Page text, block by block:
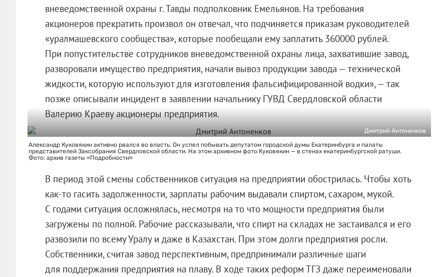
вневедомственной охраны г. Тавды подполковник Емельянов. На требования
акционеров прекратить произвол он отвечал, что подчиняется приказам руководителей
«уралмашевского сообщества», которые пообещали ему заплатить 360000 рублей.
При попустительстве сотрудников вневедомственной охраны лица, захватившие завод,
разворовали имущество предприятия, начали вывоз продукции завода — технической
жидкости, которую используют для изготовления фальсифицированной водки», — так
позже описывали инцидент в заявлении начальнику ГУВД Свердловской области
Валерию Краеву акционеры предприятия.
Дмитрий Антоненков
Александр Куковякин активно рвался во власть. Он успел побывать депутатом городской думы Екатеринбурга и палаты
представителей Заксобрания Свердловской области. На этом архивном фото Куковякин — в стенах екатеринбургской ратуши.
Фото: архив газеты «Подробности»
В период этой смены собственников ситуация на предприятии обострилась. Чтобы хоть
как-то гасить задолженности, зарплаты рабочим выдавали спиртом, сахаром, мукой.
С годами ситуация осложнялась, несмотря на то что мощности предприятия были
загружены по полной. Рабочие рассказывали, что спирт на складах не застаивался и его
развозили по всему Уралу и даже в Казахстан. При этом долги предприятия росли.
Собственники, считая завод перспективным, предпринимали различные шаги
для поддержания предприятия на плаву. В ходе таких реформ ТГЗ даже переименовали